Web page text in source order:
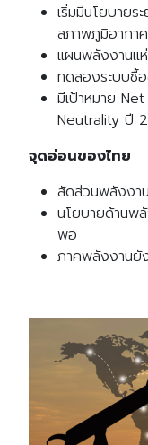
เริ่มมีนโยบายร
สภาพภูมิอากาศ
แผนพลังงานแห่
ทดลองระบบซื้
มีเป้าหมาย
Neutrality ปี
จุดอ่อนของไทย
สัดส่วนพลังงา
นโยบายด้านพ
พอ
ภาคพลังงานยั